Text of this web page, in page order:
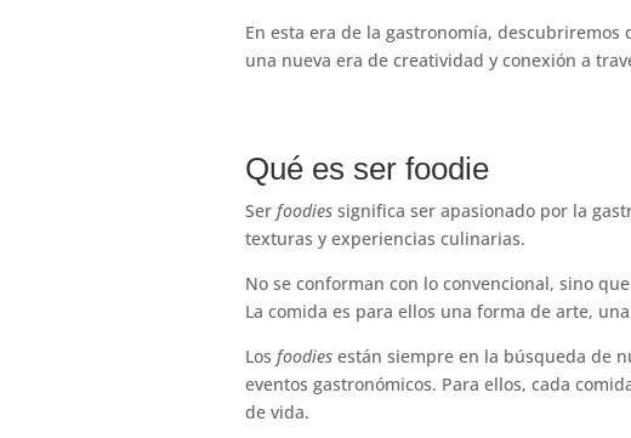
En esta era de la gastronomía, descubriremos
una nueva era de creatividad y conexión a
Qué es ser foodie
Ser foodiessignifica ser apasionado por la
texturas y experiencias culinarias.
No se conforman con lo convencional, sino
La comida es para ellos una forma de arte,
Los foodiesestán siempre en la búsqueda de
eventos gastronómicos. Para ellos, cada
de vida.